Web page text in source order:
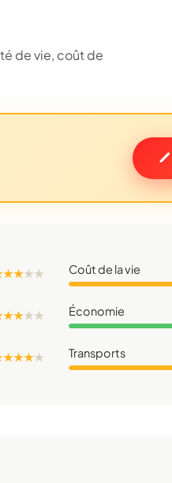
de vie, coût de
★ ★★★ Coût de la vie
★ ★★★ Économie
★ ★ ★★ Transports